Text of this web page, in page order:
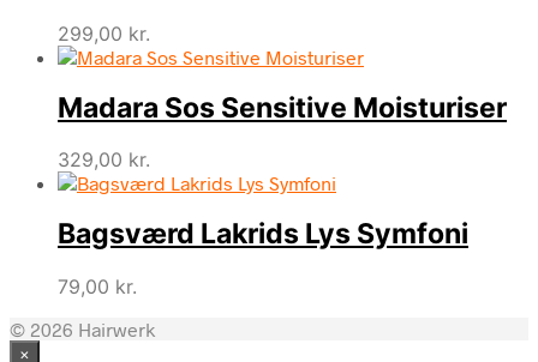
299,00 kr.
Madara Sos Sensitive Moisturiser
329,00 kr.
Bagsværd Lakrids Lys Symfoni
79,00 kr.
© 2026 Hairwerk
×